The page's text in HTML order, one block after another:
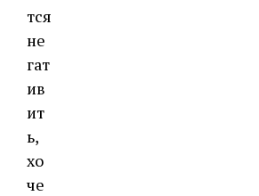
тся
не
гат
ив
ит
ь,
хо
че